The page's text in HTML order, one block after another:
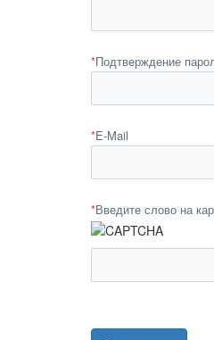
*Подтверждение
*E-Mail
*Введите слово на